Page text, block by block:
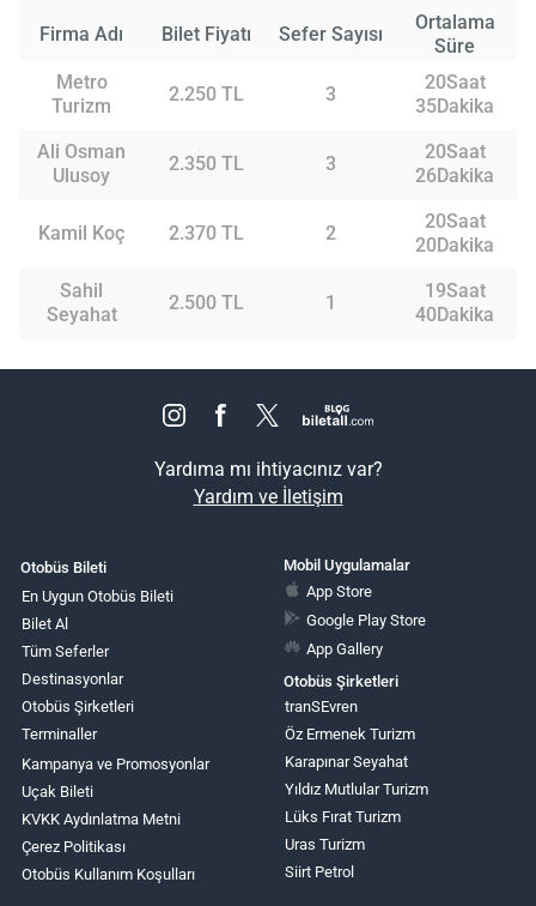
Firma Adı Bilet Fiyatı Sefer Sayısı
Ortalama
Süre
Metro
Turizm
2.250 TL 3
20Saat
35Dakika
Ali Osman
Ulusoy
2.350 TL 3
20Saat
26Dakika
Kamil Koç 2.370 TL 2
20Saat
20Dakika
Sahil
Seyahat
2.500 TL 1
19Saat
40Dakika
Yardıma mı ihtiyacınız var?
Yardım ve İletişim
Otobüs Bileti
En Uygun Otobüs Bileti
Bilet Al
Tüm Seferler
Destinasyonlar
Otobüs Şirketleri
Terminaller
Kampanya ve Promosyonlar
Uçak Bileti
KVKK Aydınlatma Metni
Çerez Politikası
Otobüs Kullanım Koşulları
Mobil Uygulamalar
App Store
Google Play Store
App Gallery
Otobüs Şirketleri
tranSEvren
Öz Ermenek Turizm
Karapınar Seyahat
Yıldız Mutlular Turizm
Lüks Fırat Turizm
Uras Turizm
Siirt Petrol